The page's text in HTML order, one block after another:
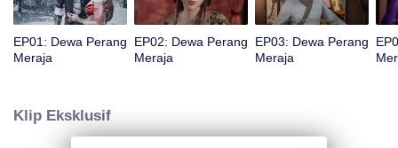
EP01: Dewa Perang
Meraja
EP02: Dewa Perang
Meraja
EP03: Dewa Perang
Meraja
Klip Eksklusif